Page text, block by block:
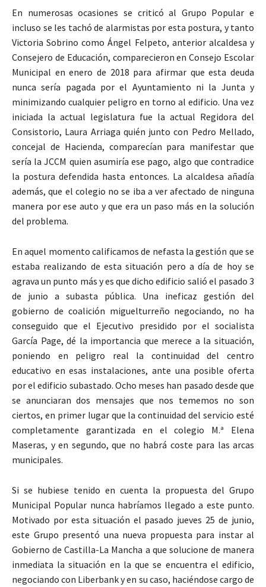
En numerosas ocasiones se criticó al Grupo Popular e
incluso se les tachó de alarmistas por esta postura, y tanto
Victoria Sobrino como Ángel Felpeto, anterior alcaldesa y
Consejero de Educación, comparecieron en Consejo Escolar
Municipal en enero de 2018 para afirmar que esta deuda
nunca sería pagada por el Ayuntamiento ni la Junta y
minimizando cualquier peligro en torno al edificio. Una vez
iniciada la actual legislatura fue la actual Regidora del
Consistorio, Laura Arriaga quién junto con Pedro Mellado,
concejal de Hacienda, comparecían para manifestar que
sería la JCCM quien asumiría ese pago, algo que contradice
la postura defendida hasta entonces. La alcaldesa añadía
además, que el colegio no se iba a ver afectado de ninguna
manera por ese auto y que era un paso más en la solución
del problema.
En aquel momento calificamos de nefasta la gestión que se
estaba realizando de esta situación pero a día de hoy se
agrava un punto más y es que dicho edificio salió el pasado 3
de junio a subasta pública. Una ineficaz gestión del
gobierno de coalición miguelturreño negociando, no ha
conseguido que el Ejecutivo presidido por el socialista
García Page, dé la importancia que merece a la situación,
poniendo en peligro real la continuidad del centro
educativo en esas instalaciones, ante una posible oferta
por el edificio subastado. Ocho meses han pasado desde que
se anunciaran dos mensajes que nos tememos no son
ciertos, en primer lugar que la continuidad del servicio esté
completamente garantizada en el colegio M.ª Elena
Maseras, y en segundo, que no habrá coste para las arcas
municipales.
Si se hubiese tenido en cuenta la propuesta del Grupo
Municipal Popular nunca habríamos llegado a este punto.
Motivado por esta situación el pasado jueves 25 de junio,
este Grupo presentó una nueva propuesta para instar al
Gobierno de Castilla-La Mancha a que solucione de manera
inmediata la situación en la que se encuentra el edificio,
negociando con Liberbank y en su caso, haciéndose cargo de